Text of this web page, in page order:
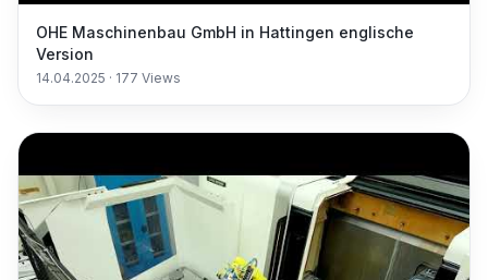
OHE Maschinenbau GmbH in Hattingen englische
Version
14.04.2025 · 177 Views